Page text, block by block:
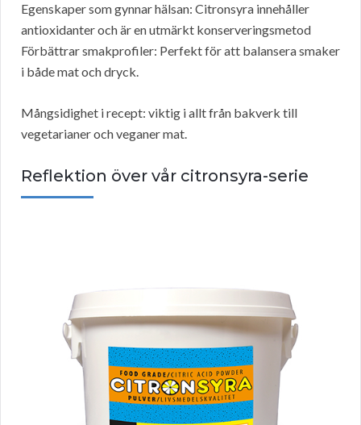
Egenskaper som gynnar hälsan: Citronsyra innehåller
antioxidanter och är en utmärkt konserveringsmetod
Förbättrar smakprofiler: Perfekt för att balansera smaker
i både mat och dryck.
Mångsidighet i recept: viktig i allt från bakverk till
vegetarianer och veganer mat.
Reflektion över vår citronsyra-serie